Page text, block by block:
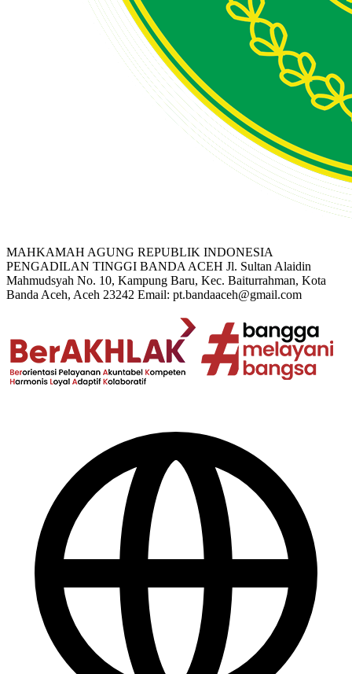
MAHKAMAH AGUNG REPUBLIK INDONESIA
PENGADILAN TINGGI BANDA ACEH Jl. Sultan Alaidin
Mahmudsyah No. 10, Kampung Baru, Kec. Baiturrahman, Kota
Banda Aceh, Aceh 23242 Email: pt.bandaaceh@gmail.com